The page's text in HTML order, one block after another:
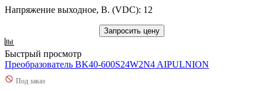
Напряжение выходное, В. (VDC): 12
Запросить цену
Быстрый просмотр
Преобразователь BK40-600S24W2N4 AIPULNION
Под заказ